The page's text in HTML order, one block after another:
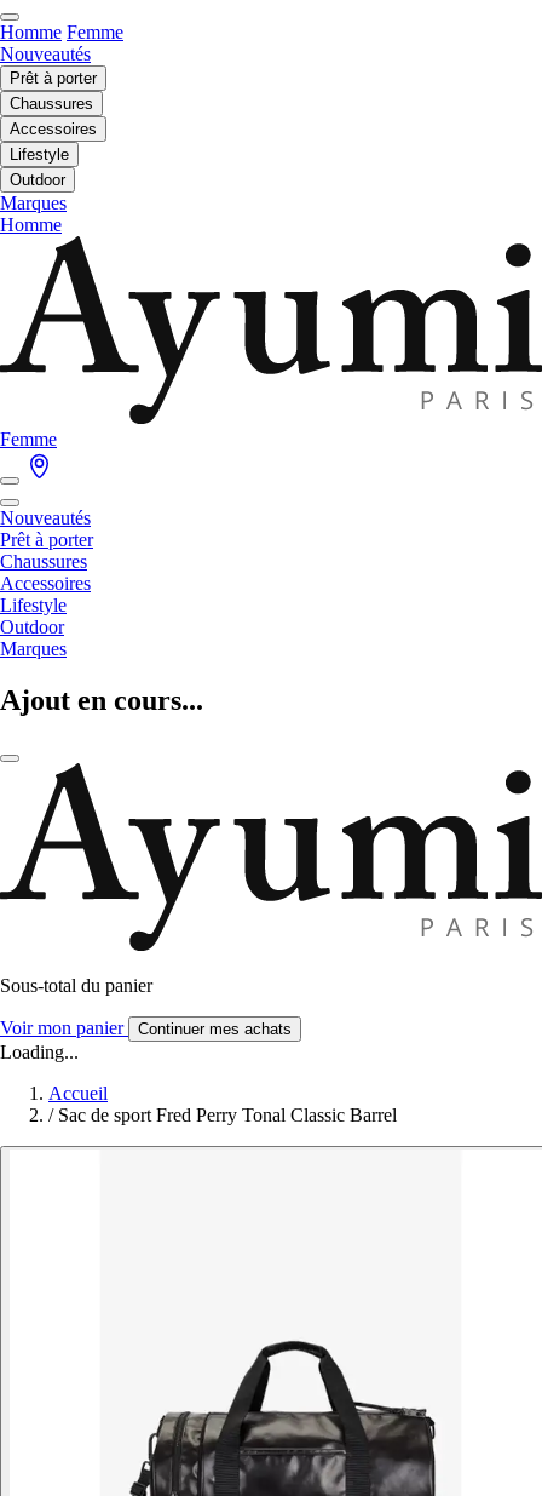
Homme Femme
Nouveautés
Prêt à porter
Chaussures
Accessoires
Lifestyle
Outdoor
Marques
Homme
Femme
Nouveautés
Prêt à porter
Chaussures
Accessoires
Lifestyle
Outdoor
Marques
Ajout en cours...
Sous-total du panier
Voir mon panier Continuer mes achats
Loading...
Accueil
/ Sac de sport Fred Perry Tonal Classic Barrel